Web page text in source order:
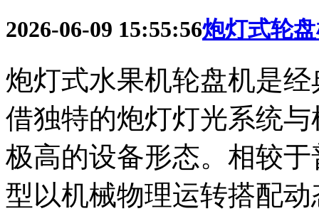
2026-06-09 15:55:56炮灯式轮
炮灯式水果机轮盘机是
借独特的炮灯灯光系统
极高的设备形态。相较
型以机械物理运转搭配